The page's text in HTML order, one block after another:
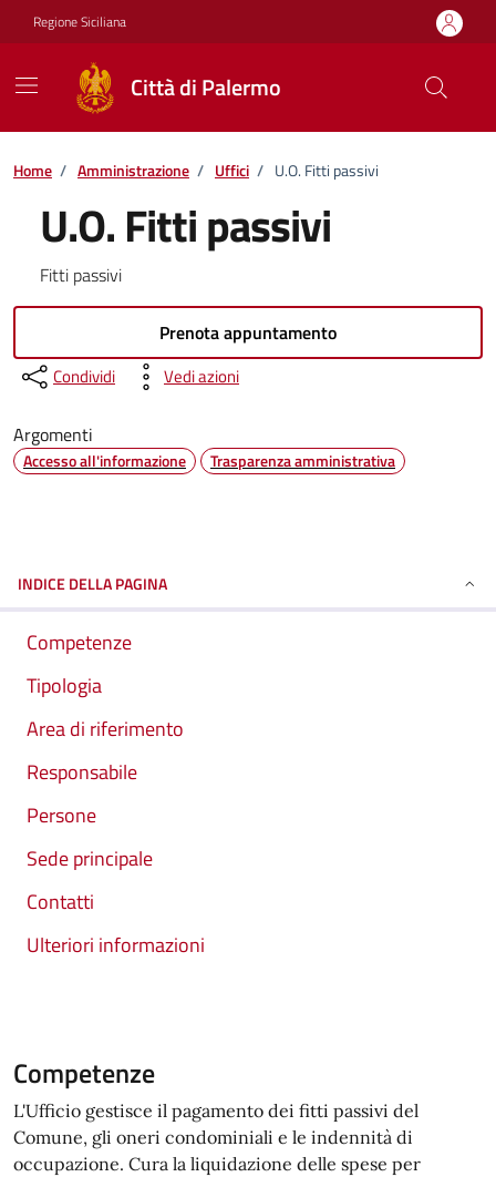
Vai ai contenuti
Vai al footer
Regione Siciliana
Città di Palermo
Home / Amministrazione / Uffici / U.O. Fitti passivi
U.O. Fitti passivi
Fitti passivi
Prenota appuntamento
Condividi Vedi azioni
Argomenti
Accesso all'informazione Trasparenza amministrativa
INDICE DELLA PAGINA
Competenze
Tipologia
Area di riferimento
Responsabile
Persone
Sede principale
Contatti
Ulteriori informazioni
Competenze
L'Ufficio gestisce il pagamento dei fitti passivi del
Comune, gli oneri condominiali e le indennità di
occupazione. Cura la liquidazione delle spese per